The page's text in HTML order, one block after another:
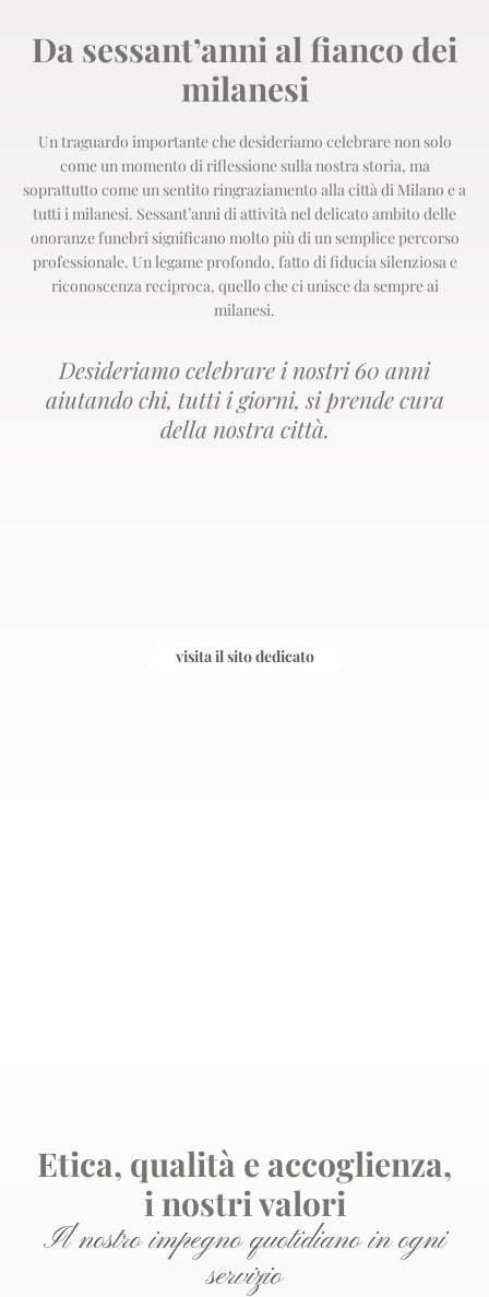
Da sessant’anni al fianco dei
milanesi
Un traguardo importante che desideriamo celebrare non solo
come un momento di riflessione sulla nostra storia, ma
soprattutto come un sentito ringraziamento alla città di Milano e a
tutti i milanesi. Sessant’anni di attività nel delicato ambito delle
onoranze funebri significano molto più di un semplice percorso
professionale. Un legame profondo, fatto di fiducia silenziosa e
riconoscenza reciproca, quello che ci unisce da sempre ai
milanesi.
Desideriamo celebrare i nostri 60 anni
aiutando chi, tutti i giorni, si prende cura
della nostra città.
visita il sito dedicato
Etica, qualità e accoglienza,
i nostri valori
Il nostro impegno quotidiano in ogni
servizio